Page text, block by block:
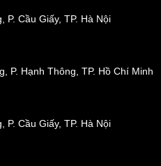
P. Cầu Giấy, TP. Hà Nội
P. Hạnh Thông, TP. Hồ Chí Minh
P. Cầu Giấy, TP. Hà Nội